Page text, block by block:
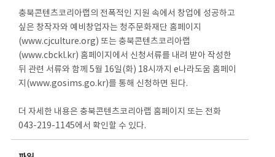
충북콘텐츠코리아랩의 전폭적인 지원 속에서 창업에 성공하고
싶은 창작자와 예비창업자는 청주문화재단 홈페이지
(www.cjculture.org) 또는 충북콘텐츠코리아랩
(www.cbckl.kr) 홈페이지에서 신청서류를 내려 받아 작성한
뒤 관련 서류와 함께 5월 16일(화) 18시까지 e나라도움 홈페이
지(www.gosims.go.kr)를 통해 신청하면 된다.
더 자세한 내용은 충북콘텐츠코리아랩 홈페이지 또는 전화
043-219-1145에서 확인할 수 있다.